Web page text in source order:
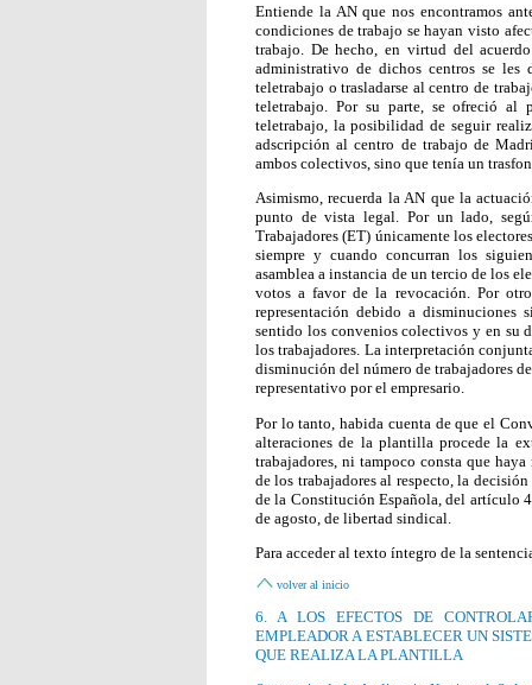
Entiende la AN que nos encontramos
condiciones de trabajo se hayan visto
trabajo. De hecho, en virtud del
administrativo de dichos centros se les
teletrabajo o trasladarse al centro de
teletrabajo. Por su parte, se ofreció al
teletrabajo, la posibilidad de seguir
adscripción al centro de trabajo de
ambos colectivos, sino que tenía un
Asimismo, recuerda la AN que la
punto de vista legal. Por un lado,
Trabajadores (ET) únicamente los
siempre y cuando concurran los
asamblea a instancia de un tercio de los
votos a favor de la revocación. Por
representación debido a
sentido los convenios colectivos y en su
los trabajadores. La interpretación
disminución del número de trabajadores
representativo por el empresario.
Por lo tanto, habida cuenta de que el
alteraciones de la plantilla procede la
trabajadores, ni tampoco consta que
de los trabajadores al respecto, la
de la Constitución Española, del artículo
de agosto, de libertad sindical.
Para acceder al texto íntegro de la
volver al inicio
6. A LOS EFECTOS DE
EMPLEADOR A ESTABLECER UN
QUE REALIZA LA PLANTILLA